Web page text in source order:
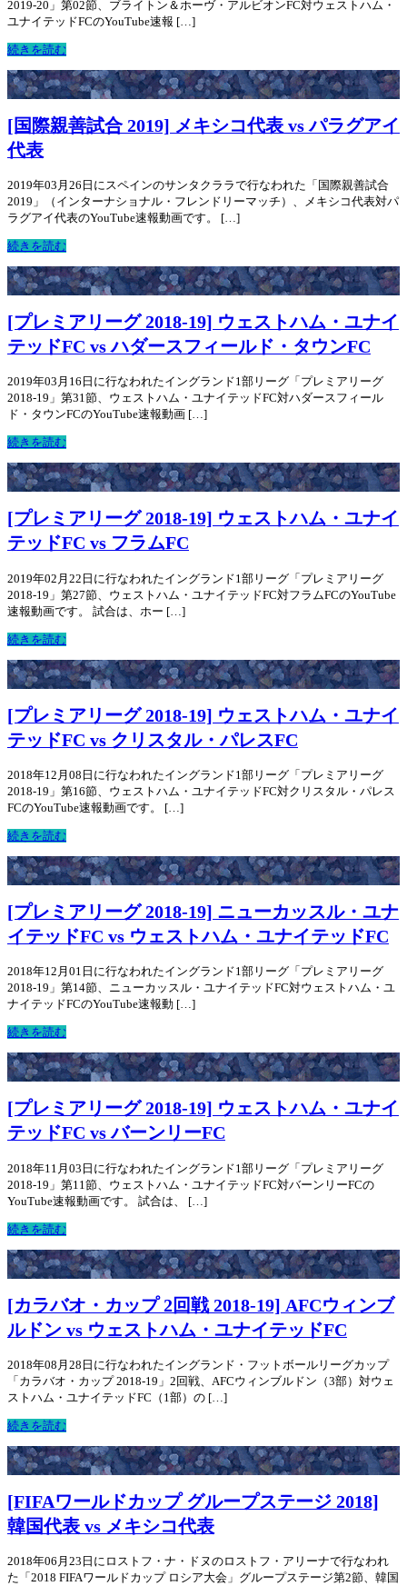
2019-20」第02節、ブライトン＆ホーヴ・アルビオンFC対ウェストハム・
ユナイテッドFCのYouTube速報 […]
続きを読む
[国際親善試合 2019] メキシコ代表 vs パラグアイ
代表
2019年03月26日にスペインのサンタクララで行なわれた「国際親善試合
2019」（インターナショナル・フレンドリーマッチ）、メキシコ代表対パ
ラグアイ代表のYouTube速報動画です。 […]
続きを読む
[プレミアリーグ 2018-19] ウェストハム・ユナイ
テッドFC vs ハダースフィールド・タウンFC
2019年03月16日に行なわれたイングランド1部リーグ「プレミアリーグ
2018-19」第31節、ウェストハム・ユナイテッドFC対ハダースフィール
ド・タウンFCのYouTube速報動画 […]
続きを読む
[プレミアリーグ 2018-19] ウェストハム・ユナイ
テッドFC vs フラムFC
2019年02月22日に行なわれたイングランド1部リーグ「プレミアリーグ
2018-19」第27節、ウェストハム・ユナイテッドFC対フラムFCのYouTube
速報動画です。 試合は、ホー […]
続きを読む
[プレミアリーグ 2018-19] ウェストハム・ユナイ
テッドFC vs クリスタル・パレスFC
2018年12月08日に行なわれたイングランド1部リーグ「プレミアリーグ
2018-19」第16節、ウェストハム・ユナイテッドFC対クリスタル・パレス
FCのYouTube速報動画です。 […]
続きを読む
[プレミアリーグ 2018-19] ニューカッスル・ユナ
イテッドFC vs ウェストハム・ユナイテッドFC
2018年12月01日に行なわれたイングランド1部リーグ「プレミアリーグ
2018-19」第14節、ニューカッスル・ユナイテッドFC対ウェストハム・ユ
ナイテッドFCのYouTube速報動 […]
続きを読む
[プレミアリーグ 2018-19] ウェストハム・ユナイ
テッドFC vs バーンリーFC
2018年11月03日に行なわれたイングランド1部リーグ「プレミアリーグ
2018-19」第11節、ウェストハム・ユナイテッドFC対バーンリーFCの
YouTube速報動画です。 試合は、 […]
続きを読む
[カラバオ・カップ 2回戦 2018-19] AFCウィンブ
ルドン vs ウェストハム・ユナイテッドFC
2018年08月28日に行なわれたイングランド・フットボールリーグカップ
「カラバオ・カップ 2018-19」2回戦、AFCウィンブルドン（3部）対ウェ
ストハム・ユナイテッドFC（1部）の […]
続きを読む
[FIFAワールドカップ グループステージ 2018]
韓国代表 vs メキシコ代表
2018年06月23日にロストフ・ナ・ドヌのロストフ・アリーナで行なわれ
た「2018 FIFAワールドカップ ロシア大会」グループステージ第2節、韓国